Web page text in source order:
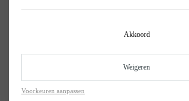
Akkoord
Weigeren
Voorkeuren aanpassen